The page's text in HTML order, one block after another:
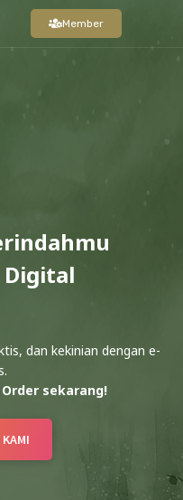
Member
Digital
dan kekinian dengan e-
sekarang!